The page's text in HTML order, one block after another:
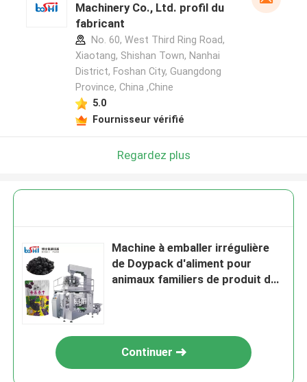
Machinery Co., Ltd. profil du
fabricant
No. 60, West Third Ring Road,
Xiaotang, Shishan Town, Nanhai
District, Foshan City, Guangdong
Province, China ,Chine
5.0
Fournisseur vérifié
Regardez plus
Machine à emballer irrégulière
de Doypack d'aliment pour
animaux familiers de produit de
Continuer